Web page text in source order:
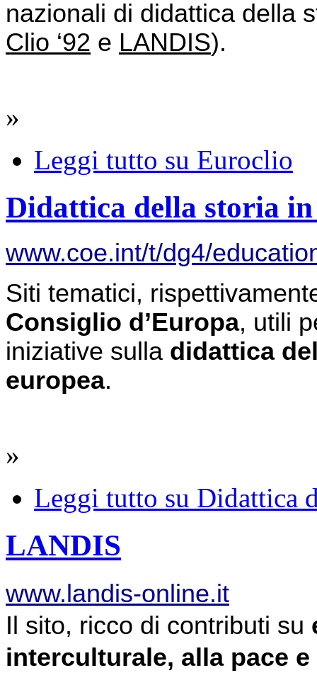
Clio ‘92 e LANDIS).
»
Leggi tutto su Euroclio
Didattica della storia in
www.coe.int/t/dg4/
Consiglio d’Europa, utili
iniziative sulla didattica
europea.
»
Leggi tutto su Didattica
LANDIS
www.landis-online.it
Il sito, ricco di contributi su
interculturale, alla pace